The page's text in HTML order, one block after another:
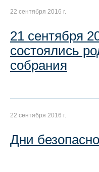
22 сентября 2016 г.
21 сентября
состоялись
собрания
22 сентября 2016 г.
Дни